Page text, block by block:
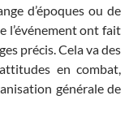
d’époques ou de
l’événement ont fait
précis. Cela va des
en combat,
générale de